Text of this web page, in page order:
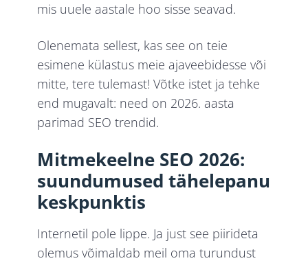
mis uuele aastale hoo sisse seavad.
Olenemata sellest, kas see on teie
esimene külastus meie ajaveebidesse või
mitte, tere tulemast! Võtke istet ja tehke
end mugavalt: need on 2026. aasta
parimad SEO trendid.
Mitmekeelne SEO 2026:
suundumused tähelepanu
keskpunktis
Internetil pole lippe. Ja just see piirideta
olemus võimaldab meil oma turundust